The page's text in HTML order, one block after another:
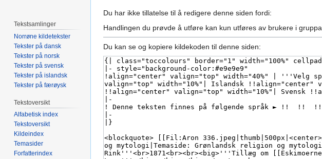
Hopp
til
Hopp
til
Du har ikke tillatelse til å redigere denne siden fordi:
Handlingen du prøvde å utføre kan kun utføres av brukere i gruppa
Du kan se og kopiere kildekoden til denne siden:
Tekstsamlinger
Norrøne kildetekster
Tekster på dansk
Tekster på norsk
Tekster på svensk
Tekster på islandsk
Tekster på færøysk
Tekstoversikt
Alfabetisk index
Tekstoversikt
Kildeindex
Temasider
Forfatterindex